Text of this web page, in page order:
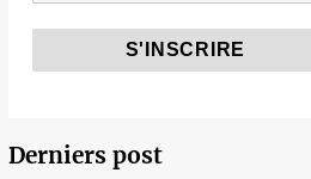
Derniers post